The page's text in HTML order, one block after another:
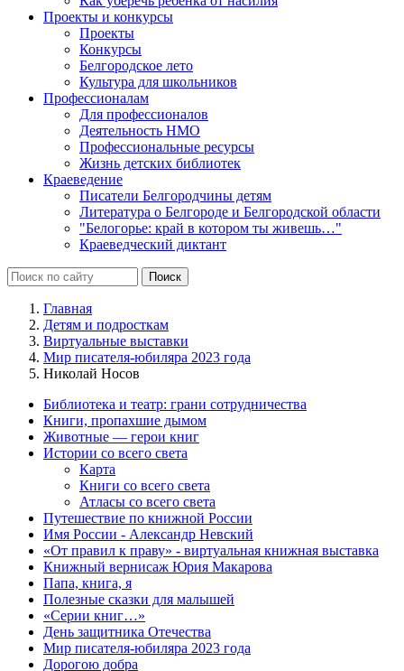
Проекты и конкурсы
Проекты
Конкурсы
Белгородское лето
Культура для школьников
Профессионалам
Для профессионалов
Деятельность НМО
Профессиональные ресурсы
Жизнь детских библиотек
Краеведение
Писатели Белгородчины детям
Литература о Белгороде и Белгородской области
"Белогорье: край в котором ты живешь…"
Краеведческий диктант
Главная
Детям и подросткам
Виртуальные выставки
Мир писателя-юбиляра 2023 года
Николай Носов
Библиотека и театр: грани сотрудничества
Книги, пропахшие дымом
Животные — герои книг
Истории со всего света
Карта
Книги со всего света
Атласы со всего света
Путешествие по книжной России
Имя России - Александр Невский
«От правил к праву» - виртуальная книжная выставка
Книжный вернисаж Юрия Макарова
Папа, книга, я
Полезные сказки для малышей
«Серии книг…»
День защитника Отечества
Мир писателя-юбиляра 2023 года
Дорогою добра